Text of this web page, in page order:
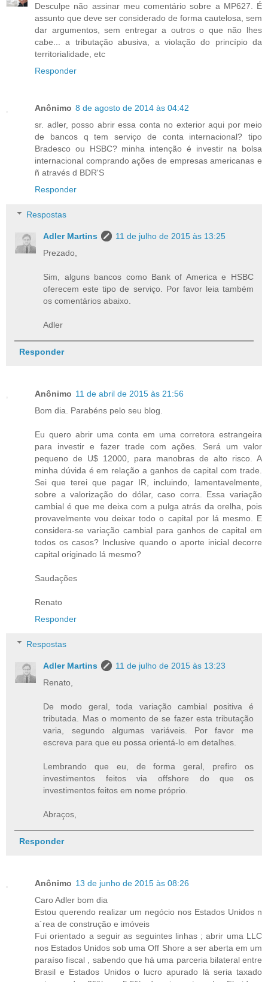
Desculpe não assinar meu comentário sobre a MP627. É
assunto que deve ser considerado de forma cautelosa, sem
dar argumentos, sem entregar a outros o que não lhes
cabe... a tributação abusiva, a violação do princípio da
territorialidade, etc
Responder
Anônimo 8 de agosto de 2014 às 04:42
sr. adler, posso abrir essa conta no exterior aqui por meio
de bancos q tem serviço de conta internacional? tipo
Bradesco ou HSBC? minha intenção é investir na bolsa
internacional comprando ações de empresas americanas e
ñ através d BDR'S
Responder
Respostas
Adler Martins
11 de julho de 2015 às 13:25
Prezado,
Sim, alguns bancos como Bank of America e HSBC
oferecem este tipo de serviço. Por favor leia também
os comentários abaixo.
Adler
Responder
Anônimo 11 de abril de 2015 às 21:56
Bom dia. Parabéns pelo seu blog.
Eu quero abrir uma conta em uma corretora estrangeira
para investir e fazer trade com ações. Será um valor
pequeno de U$ 12000, para manobras de alto risco. A
minha dúvida é em relação a ganhos de capital com trade.
Sei que terei que pagar IR, incluindo, lamentavelmente,
sobre a valorização do dólar, caso corra. Essa variação
cambial é que me deixa com a pulga atrás da orelha, pois
provavelmente vou deixar todo o capital por lá mesmo. E
considera-se variação cambial para ganhos de capital em
todos os casos? Inclusive quando o aporte inicial decorre
capital originado lá mesmo?
Saudações
Renato
Responder
Respostas
Adler Martins
11 de julho de 2015 às 13:23
Renato,
De modo geral, toda variação cambial positiva é
tributada. Mas o momento de se fazer esta tributação
varia, segundo algumas variáveis. Por favor me
escreva para que eu possa orientá-lo em detalhes.
Lembrando que eu, de forma geral, prefiro os
investimentos feitos via offshore do que os
investimentos feitos em nome próprio.
Abraços,
Responder
Anônimo 13 de junho de 2015 às 08:26
Caro Adler bom dia
Estou querendo realizar um negócio nos Estados Unidos n
a´rea de construção e imóveis
Fui orientado a seguir as seguintes linhas ; abrir uma LLC
nos Estados Unidos sob uma Off Shore a ser aberta em um
paraíso fiscal , sabendo que há uma parceria bilateral entre
Brasil e Estados Unidos o lucro apurado lá seria taxado